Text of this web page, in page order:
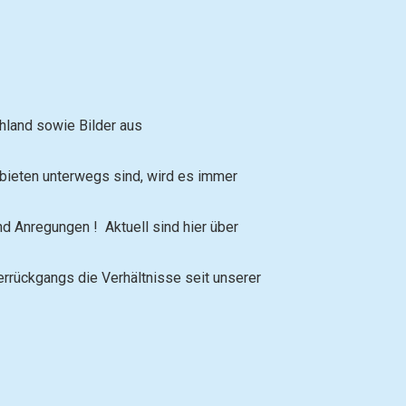
sowie Bilder aus
unterwegs sind, wird es immer
Anregungen ! Aktuell sind hier über
die Verhältnisse seit unserer